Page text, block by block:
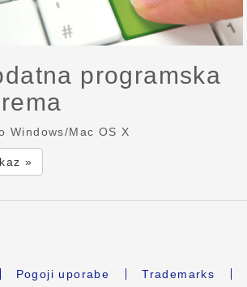
programska
Windows/Mac OS X
»
Pogoji uporabe Trademarks